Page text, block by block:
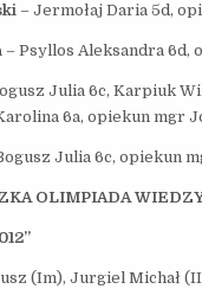
– Jermołaj Daria 5d,
– Psyllos Aleksandra 6d,
Julia 6c, Karpiuk
6a, opiekun mgr
Julia 6c, opiekun
OLIMPIADA
(Im), Jurgiel Michał